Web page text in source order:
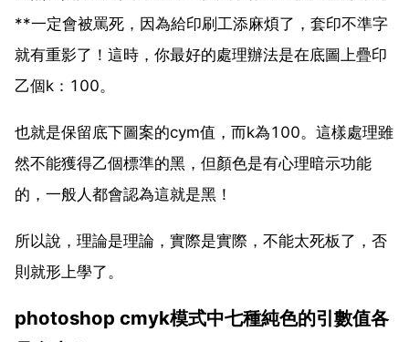
**一定會被罵死，因為給印刷工添麻煩了，套印不準字
就有重影了！這時，你最好的處理辦法是在底圖上疊印
乙個k：100。
也就是保留底下圖案的cym值，而k為100。這樣處理雖
然不能獲得乙個標準的黑，但顏色是有心理暗示功能
的，一般人都會認為這就是黑！
所以說，理論是理論，實際是實際，不能太死板了，否
則就形上學了。
photoshop cmyk模式中七種純色的引數值各